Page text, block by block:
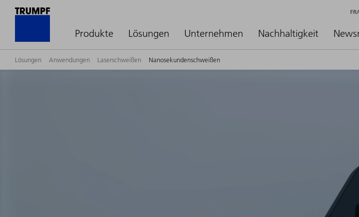
Produkte Lösungen Unternehmen Nachhaltigkeit
Lösungen Anwendungen Laserschweißen Nanosekundenschweißen